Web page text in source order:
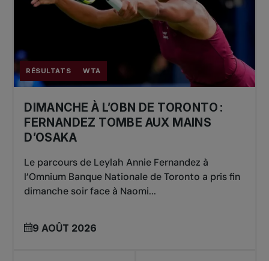
RÉSULTATS WTA
DIMANCHE À L’OBN DE TORONTO :
FERNANDEZ TOMBE AUX MAINS
D’OSAKA
Le parcours de Leylah Annie Fernandez à
l’Omnium Banque Nationale de Toronto a pris fin
dimanche soir face à Naomi...
9 AOÛT 2026